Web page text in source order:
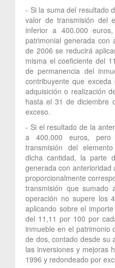
- Si la suma del resultado
valor de transmisión del
inferior a 400.000
patrimonial generada con
de 2006 se reducirá
misma el coeficiente del
de permanencia del
contribuyente que
adquisición o realización
hasta el 31 de diciembre
exceso.
- Si el resultado de la
a 400.000 euros,
transmisión del
dicha cantidad, la parte
generada con
proporcionalmente
transmisión que
operación no supere los
aplicando sobre el
del 11,11 por 100 por
inmueble en el patrimonio
de dos, contado desde su
las inversiones y mejoras
1996 y redondeado por